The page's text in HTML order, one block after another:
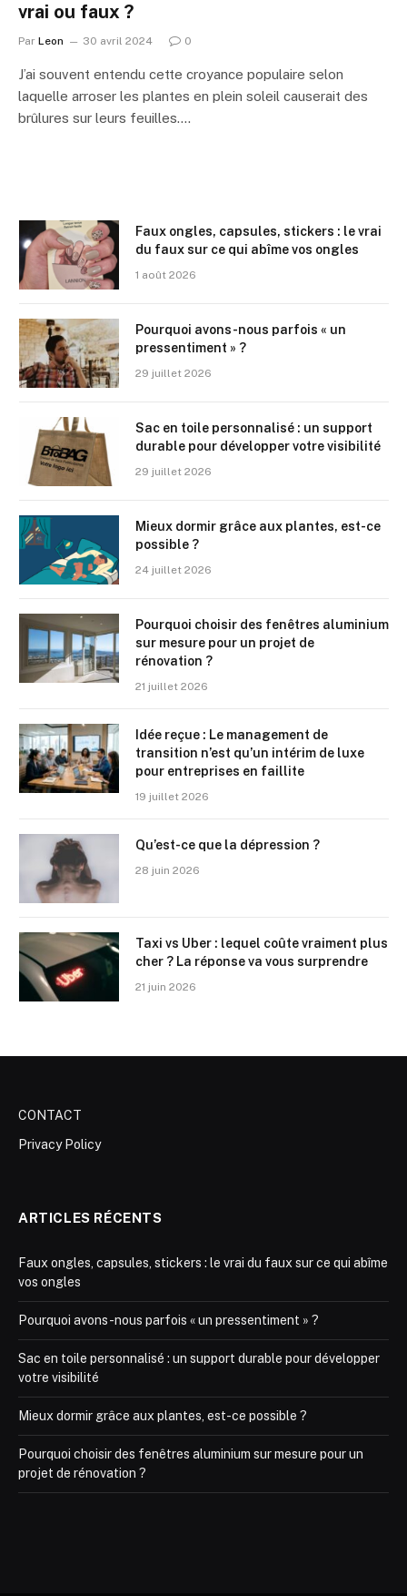
vrai ou faux ?
Par Leon 30 avril 2024 0
J’ai souvent entendu cette croyance populaire selon
laquelle arroser les plantes en plein soleil causerait des
brûlures sur leurs feuilles.…
Faux ongles, capsules, stickers : le vrai
du faux sur ce qui abîme vos ongles
1 août 2026
Pourquoi avons-nous parfois « un
pressentiment » ?
29 juillet 2026
Sac en toile personnalisé : un support
durable pour développer votre visibilité
29 juillet 2026
Mieux dormir grâce aux plantes, est-ce
possible ?
24 juillet 2026
Pourquoi choisir des fenêtres aluminium
sur mesure pour un projet de
rénovation ?
21 juillet 2026
Idée reçue : Le management de
transition n’est qu’un intérim de luxe
pour entreprises en faillite
19 juillet 2026
Qu’est-ce que la dépression ?
28 juin 2026
Taxi vs Uber : lequel coûte vraiment plus
cher ? La réponse va vous surprendre
21 juin 2026
CONTACT
Privacy Policy
ARTICLES RÉCENTS
Faux ongles, capsules, stickers : le vrai du faux sur ce qui abîme
vos ongles
Pourquoi avons-nous parfois « un pressentiment » ?
Sac en toile personnalisé : un support durable pour développer
votre visibilité
Mieux dormir grâce aux plantes, est-ce possible ?
Pourquoi choisir des fenêtres aluminium sur mesure pour un
projet de rénovation ?